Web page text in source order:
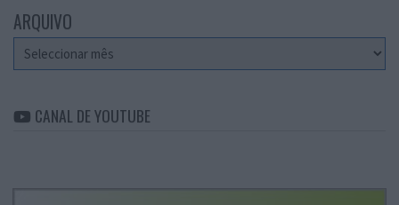
ARQUIVO
Arquivo
CANAL DE YOUTUBE